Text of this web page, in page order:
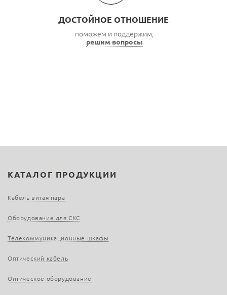
ДОСТОЙНОЕ ОТНОШЕНИЕ
поможем и поддержим,
решим вопросы
КАТАЛОГ ПРОДУКЦИИ
Кабель витая пара
Оборудование для СКС
Телекоммуникационные шкафы
Оптический кабель
Оптическое оборудование